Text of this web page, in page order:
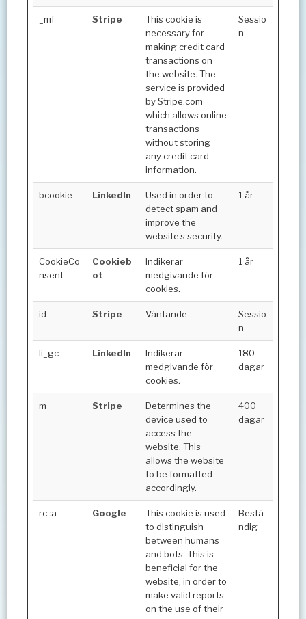
_mf Stripe
This cookie is
necessary for
making credit card
transactions on
the website. The
service is provided
by Stripe.com
which allows online
transactions
without storing
any credit card
information.
Sessio
n
bcookie LinkedIn
Used in order to
detect spam and
improve the
website's security.
1 år
CookieCo
nsent
Cookieb
ot
Indikerar
medgivande för
cookies.
1 år
id Stripe Väntande
Sessio
n
li_gc LinkedIn
Indikerar
medgivande för
cookies.
180
dagar
m Stripe
Determines the
device used to
access the
website. This
allows the website
to be formatted
accordingly.
400
dagar
rc::a Google
This cookie is used
to distinguish
between humans
and bots. This is
beneficial for the
website, in order to
make valid reports
on the use of their
Bestä
ndig